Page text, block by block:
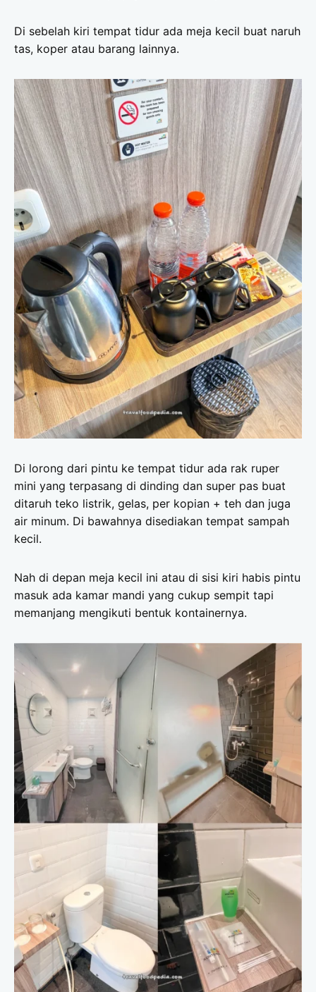
Di sebelah kiri tempat tidur ada meja kecil buat naruh
tas, koper atau barang lainnya.
Di lorong dari pintu ke tempat tidur ada rak ruper
mini yang terpasang di dinding dan super pas buat
ditaruh teko listrik, gelas, per kopian + teh dan juga
air minum. Di bawahnya disediakan tempat sampah
kecil.
Nah di depan meja kecil ini atau di sisi kiri habis pintu
masuk ada kamar mandi yang cukup sempit tapi
memanjang mengikuti bentuk kontainernya.